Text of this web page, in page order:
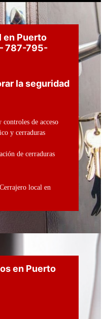
en Puerto
787-795-
la seguridad
controles de acceso
y cerraduras
de cerraduras
local en
en Puerto